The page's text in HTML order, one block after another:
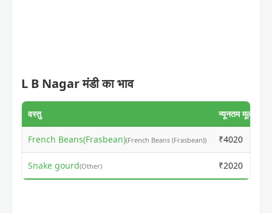
L B Nagar मंडी का भाव
वस्तु न्यूनतम मूल्य
French Beans(Frasbean)(French Beans (Frasbean)) ₹4020
Snake gourd(Other) ₹2020